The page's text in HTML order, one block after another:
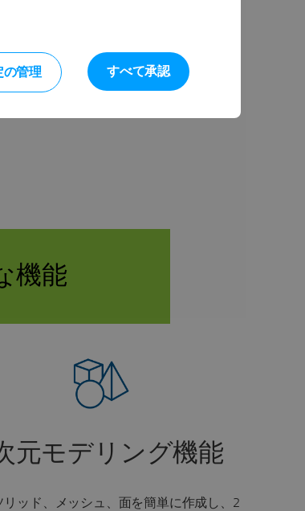
機能
元モデリング機能
リッド、メッシュ、面を簡単に作成し、2
すべて承認
の管理